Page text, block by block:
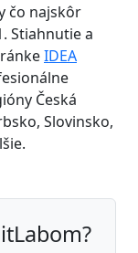
čo najskôr
Stiahnutie a
IDEA
Česká
Slovinsko,